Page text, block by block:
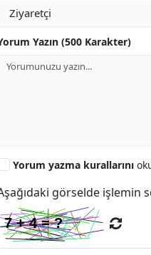
Yazın (500 Karakter)
Yorum yazma kurallarını
görselde işlemin